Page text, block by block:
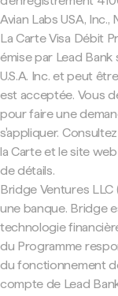
Avian Labs USA,
La Carte Visa Débit
émise par Lead Bank
U.S.A. Inc. et peut
est acceptée. Vous
pour faire une
s'appliquer.
la Carte et le site
de détails.
Bridge Ventures LLC
une banque. Bridge
technologie
du Programme
du fonctionnement
compte de Lead